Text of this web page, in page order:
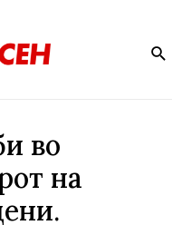
во
на